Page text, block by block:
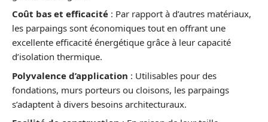
Coût bas et efficacité : Par rapport à d’autres matériaux,
les parpaings sont économiques tout en offrant une
excellente efficacité énergétique grâce à leur capacité
d’isolation thermique.
Polyvalence d’application : Utilisables pour des
fondations, murs porteurs ou cloisons, les parpaings
s’adaptent à divers besoins architecturaux.